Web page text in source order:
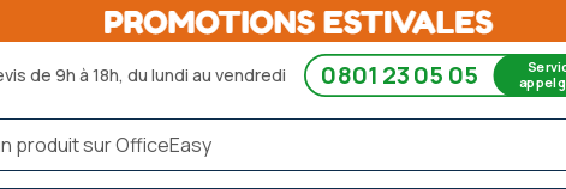
de 9h à 18h, du lundi au vendredi 0801 23 05 05 appel